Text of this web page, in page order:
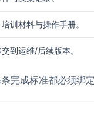
训材料与操作手册。
到运维/后续版本。
完成标准都必须绑